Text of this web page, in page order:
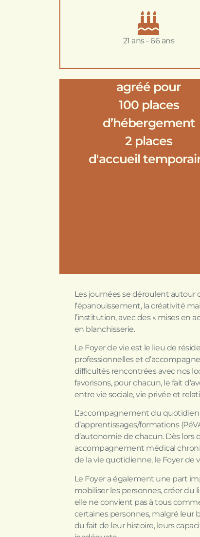
21 ans - 66 ans
agréé pour
100 places
d’hébergement
2 places
d'accueil
Les journées se déroulent autour
l’épanouissement, la créativité
l’institution, avec des « mises en
en blanchisserie.
Le Foyer de vie est le lieu de
professionnelles et
difficultés rencontrées avec nos
favorisons, pour chacun, le fait
entre vie sociale, vie privée et
L’accompagnement du
d’apprentissages/formations
d’autonomie de chacun. Dès
accompagnement médical
de la vie quotidienne, le Foyer de
Le Foyer a également une part
mobiliser les personnes, créer du
elle ne convient pas à tous
certaines personnes, malgré leur
du fait de leur histoire, leurs